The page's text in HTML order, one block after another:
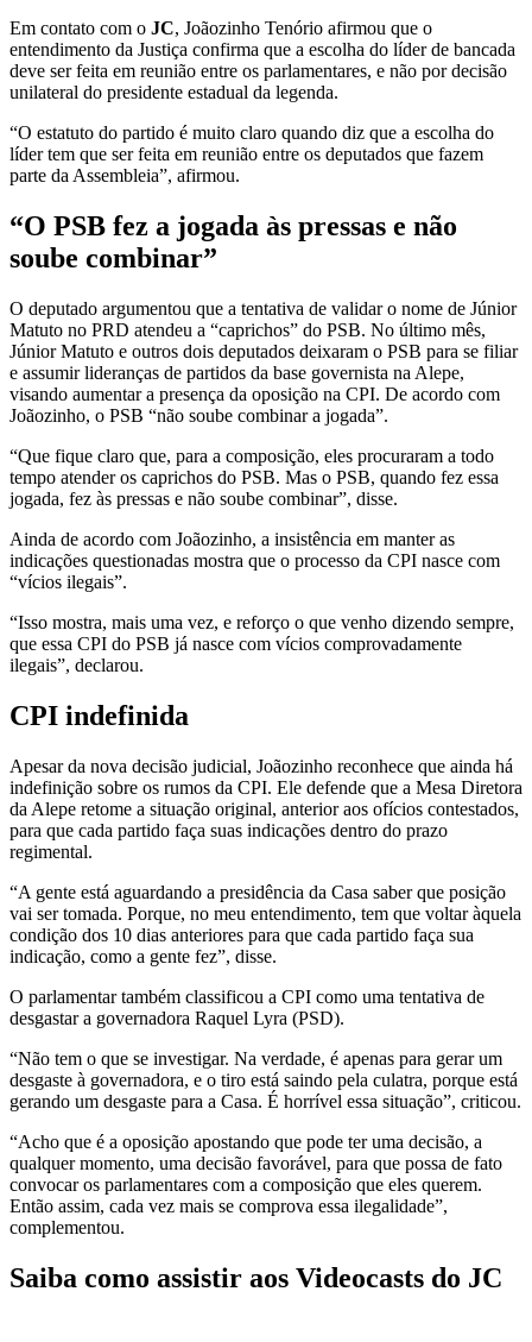
Em contato com o JC, Joãozinho Tenório afirmou que o
entendimento da Justiça confirma que a escolha do líder de bancada
deve ser feita em reunião entre os parlamentares, e não por decisão
unilateral do presidente estadual da legenda.
“O estatuto do partido é muito claro quando diz que a escolha do
líder tem que ser feita em reunião entre os deputados que fazem
parte da Assembleia”, afirmou.
“O PSB fez a jogada às pressas e não
soube combinar”
O deputado argumentou que a tentativa de validar o nome de Júnior
Matuto no PRD atendeu a “caprichos” do PSB. No último mês,
Júnior Matuto e outros dois deputados deixaram o PSB para se filiar
e assumir lideranças de partidos da base governista na Alepe,
visando aumentar a presença da oposição na CPI. De acordo com
Joãozinho, o PSB “não soube combinar a jogada”.
“Que fique claro que, para a composição, eles procuraram a todo
tempo atender os caprichos do PSB. Mas o PSB, quando fez essa
jogada, fez às pressas e não soube combinar”, disse.
Ainda de acordo com Joãozinho, a insistência em manter as
indicações questionadas mostra que o processo da CPI nasce com
“vícios ilegais”.
“Isso mostra, mais uma vez, e reforço o que venho dizendo sempre,
que essa CPI do PSB já nasce com vícios comprovadamente
ilegais”, declarou.
CPI indefinida
Apesar da nova decisão judicial, Joãozinho reconhece que ainda há
indefinição sobre os rumos da CPI. Ele defende que a Mesa Diretora
da Alepe retome a situação original, anterior aos ofícios contestados,
para que cada partido faça suas indicações dentro do prazo
regimental.
“A gente está aguardando a presidência da Casa saber que posição
vai ser tomada. Porque, no meu entendimento, tem que voltar àquela
condição dos 10 dias anteriores para que cada partido faça sua
indicação, como a gente fez”, disse.
O parlamentar também classificou a CPI como uma tentativa de
desgastar a governadora Raquel Lyra (PSD).
“Não tem o que se investigar. Na verdade, é apenas para gerar um
desgaste à governadora, e o tiro está saindo pela culatra, porque está
gerando um desgaste para a Casa. É horrível essa situação”, criticou.
“Acho que é a oposição apostando que pode ter uma decisão, a
qualquer momento, uma decisão favorável, para que possa de fato
convocar os parlamentares com a composição que eles querem.
Então assim, cada vez mais se comprova essa ilegalidade”,
complementou.
Saiba como assistir aos Videocasts do JC